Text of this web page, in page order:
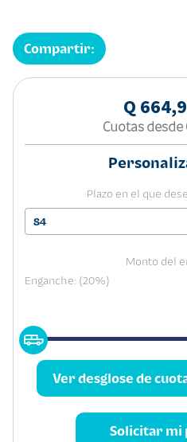
Compartir:
Q
Cuotas desde
Plazo en el que
84
Monto del
Enganche: (20%)
Ver desglose de
Solicitar mi